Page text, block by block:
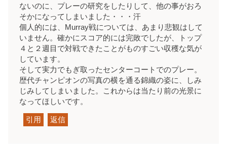
ないのに、プレーの研究をしたりして、他の事がおろ
そかになってしまいました・・・汗
個人的には、Murray戦については、あまり悲観はして
いません。確かにスコア的には完敗でしたが、トップ
４と２週目で対戦できたことがものすごい収穫な気が
しています。
そして実力でもぎ取ったセンターコートでのプレー。
歴代チャンピオンの写真の横を通る錦織の姿に、しみ
じみしてしまいました。これからは当たり前の光景に
なってほしいです。
引用 返信